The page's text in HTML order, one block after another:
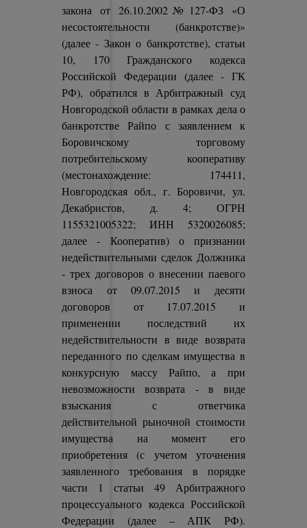
закона от 26.10.2002№127-ФЗ «О
несостоятельности (банкротстве)»
(далее - Закон о банкротстве), статьи
10, 170 Гражданского кодекса
Российской Федерации (далее - ГК
РФ), обратился в Арбитражный суд
Новгородской области в рамках дела о
банкротстве Райпо с заявлением к
Боровичскому торговому
потребительскому кооперативу
(местонахождение: 174411,
Новгородская обл., г. Боровичи, ул.
Декабристов, д. 4; ОГРН
1155321005322; ИНН 5320026085;
далее - Кооператив) о признании
недействительными сделок Должника
- трех договоров о внесении паевого
взноса от 09.07.2015 и десяти
договоров от 17.07.2015 и
применении последствий их
недействительности в виде возврата
переданного по сделкам имущества в
конкурсную массу Райпо, а при
невозможности возврата - в виде
взыскания с ответчика
действительной рыночной стоимости
имущества на момент его
приобретения (с учетом уточнения
заявленного требования в порядке
части 1 статьи 49 Арбитражного
процессуального кодекса Российской
Федерации (далее – АПК РФ).